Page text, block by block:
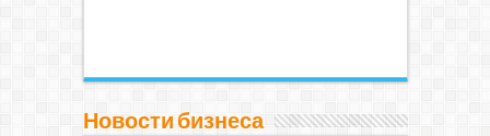
Новости бизнеса